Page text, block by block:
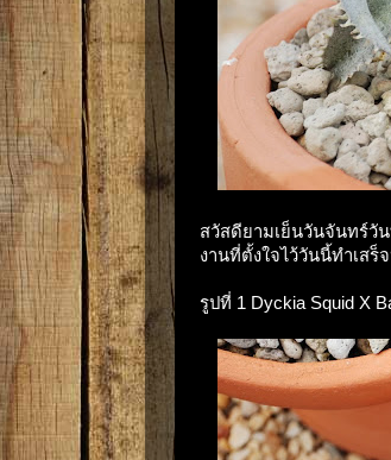
สวัสดียามเย็นวันจันทร์วั
งานที่ตั้งใจไว้วันนี้ทำเส
รูปที่ 1 Dyckia Squid X